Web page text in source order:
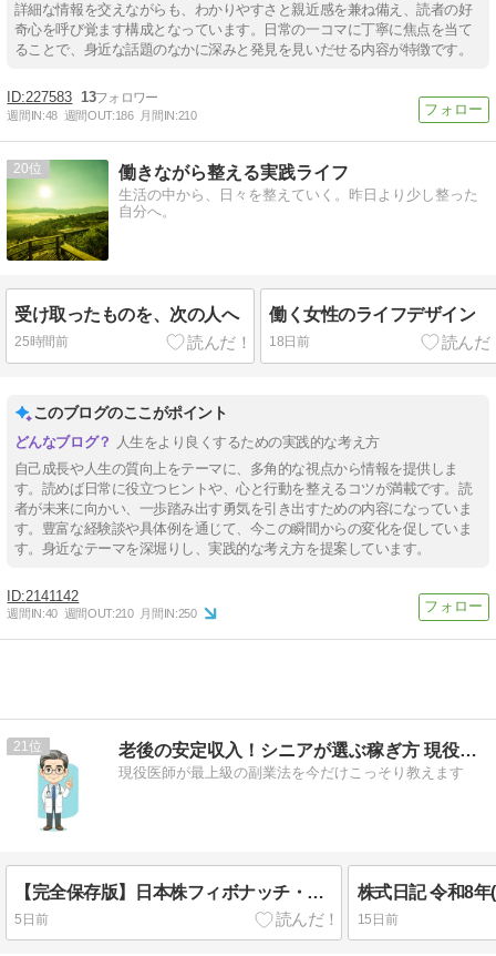
詳細な情報を交えながらも、わかりやすさと親近感を兼ね備え、読者の好
奇心を呼び覚ます構成となっています。日常の一コマに丁寧に焦点を当て
ることで、身近な話題のなかに深みと発見を見いだせる内容が特徴です。
227583 13
週間IN:48 週間OUT:186 月間IN:210
20 働きながら整える実践ライフ
生活の中から、日々を整えていく。昨日より少し整った
自分へ。
受け取ったものを、次の人へ
25時間前
働く女性のライフデザイン
18日前
このブログのここがポイント
人生をより良くするための実践的な考え方
自己成長や人生の質向上をテーマに、多角的な視点から情報を提供しま
す。読めば日常に役立つヒントや、心と行動を整えるコツが満載です。読
者が未来に向かい、一歩踏み出す勇気を引き出すための内容になっていま
す。豊富な経験談や具体例を通じて、今この瞬間からの変化を促していま
す。身近なテーマを深堀りし、実践的な考え方を提案しています。
2141142
週間IN:40 週間OUT:210 月間IN:250
21 老後の安定収入！シニアが選ぶ稼ぎ方 現役医師が最上級の副業法
現役医師が最上級の副業法を今だけこっそり教えます
【完全保存版】日本株フィボナッチ・リトレースメント徹底攻略バイブル：なぜ株価は「黄金比」で完璧に反発するのか？
5日前
株式日記 令和8年
15日前